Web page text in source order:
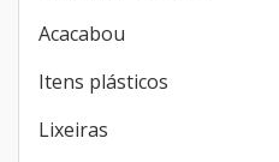
Acacabou
Itens plásticos
Lixeiras